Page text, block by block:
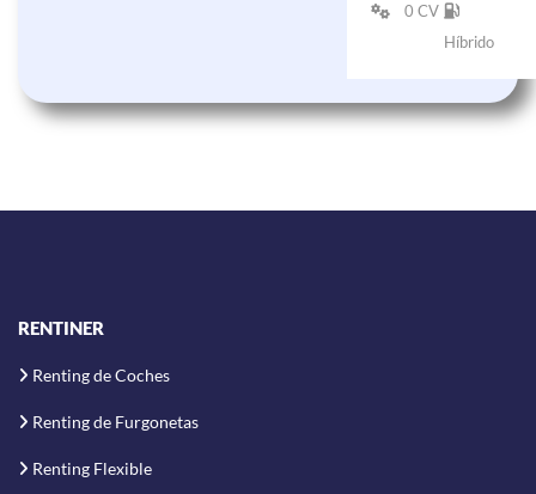
0 CV
Híbrido
RENTINER
Renting de Coches
Renting de Furgonetas
Renting Flexible